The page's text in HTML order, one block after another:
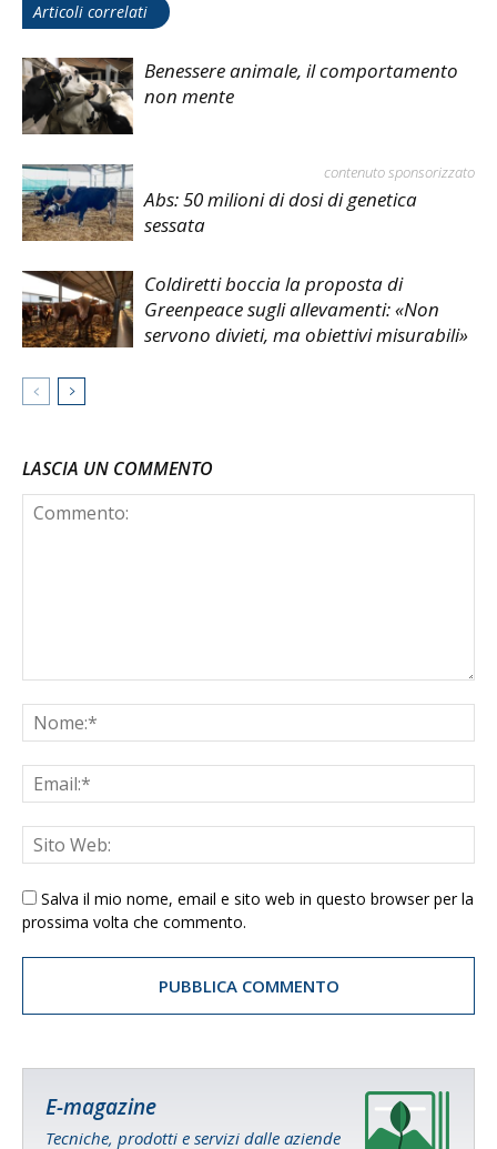
Articoli correlati
Benessere animale, il comportamento
non mente
contenuto sponsorizzato
Abs: 50 milioni di dosi di genetica
sessata
Coldiretti boccia la proposta di
Greenpeace sugli allevamenti: «Non
servono divieti, ma obiettivi misurabili»
LASCIA UN COMMENTO
Salva il mio nome, email e sito web in questo browser per la
prossima volta che commento.
E-magazine
Tecniche, prodotti e servizi dalle aziende